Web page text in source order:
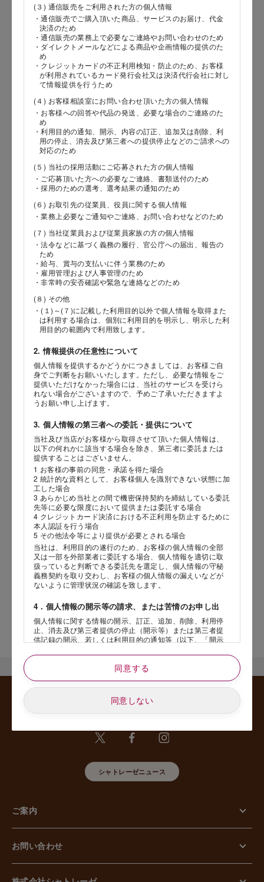
(３) 通信販売をご利用された方の個人情報
・通信販売でご購入頂いた商品、サービスのお届け、代金
決済のため
・通信販売の業務上で必要なご連絡やお問い合わせのため
・ダイレクトメールなどによる商品や企画情報の提供のた
め
・クレジットカードの不正利用検知・防止のため、お客様
が利用されているカード発行会社又は決済代行会社に対し
て情報提供を行うため
(４) お客様相談室にお問い合わせ頂いた方の個人情報
・お客様への回答や代品の発送、必要な場合のご連絡のた
め
・利用目的の通知、開示、内容の訂正、追加又は削除、利
用の停止、消去及び第三者への提供停止などのご請求への
対応のため
(５) 当社の採用活動にご応募された方の個人情報
・ご応募頂いた方への必要なご連絡、書類送付のため
・採用のための選考、選考結果の通知のため
(６) お取引先の従業員、役員に関する個人情報
・業務上必要なご通知やご連絡、お問い合わせなどのため
(７) 当社従業員および従業員家族の方の個人情報
・法令などに基づく義務の履行、官公庁への届出、報告の
ため
・給与、賞与の支払いに伴う業務のため
・雇用管理および人事管理のため
・非常時の安否確認や緊急な連絡などのため
(８) その他
・(１)～(７)に記載した利用目的以外で個人情報を取得また
は利用する場合は、個別に利用目的を明示し、明示した利
用目的の範囲内で利用致します。
2. 情報提供の任意性について
個人情報を提供するかどうかにつきましては、お客様ご自
身でご判断をお願いいたします。ただし、必要な情報をご
提供いただけなかった場合には、当社のサービスを受けら
れない場合がございますので、予めご了承いただきますよ
うお願い申し上げます。
3. 個人情報の第三者への委託・提供について
当社及び当店がお客様から取得させて頂いた個人情報は、
以下の何れかに該当する場合を除き、第三者に委託または
提供することはございません。
1 お客様の事前の同意・承諾を得た場合
2 統計的な資料として、お客様個人を識別できない状態に加
工した場合
3 あらかじめ当社との間で機密保持契約を締結している委託
先等に必要な限度において提供または委託する場合
4 クレジットカード決済における不正利用を防止するために
本人認証を行う場合
5 その他法令等により提供が必要とされる場合
当社は、利用目的の遂行のため、お客様の個人情報の全部
又は一部を外部業者に委託する場合、個人情報を適切に取
扱っていると判断できる委託先を選定し、個人情報の守秘
義務契約を取り交わし、お客様の個人情報の漏えいなどが
ないように管理状況の確認を致します。
4．個人情報の開示等の請求、または苦情のお申し出
個人情報に関する情報の開示、訂正、追加、削除、利用停
止、消去及び第三者提供の停止（開示等）または第三者提
供記録の開示、若しくは利用目的の通知等（以下、「開示
のお申し出があった場合には、請求者がご本人であること
あるいは正式な代理人として認められる方であることを確
な期間と範囲内で対応させていただきます。
5. 個人情報の安全管理のために講じた措置について
に以下の措置をしております。
【組織的安全管理措置】
用、個人情報の取扱い状況を確認する手段の整備、漏えい
等事案に対応する体制の整備、取扱い状況の把握及び安全
管理措置の見直し等に関して、必要な措置を講じていま
個人情報の取扱いに関する留意事項について、従業員に定
持に関する事項を含む誓約書を取得しております。
【物理的安全管理措置】
個人情報を取り扱う区域の管理、機器及び電子媒体等の盗
難等の防止、電子媒体等を持ち運ぶ場合の漏えい等の防
て、必要な措置を講じています。
同意する
同意しない
電話番号
メールアドレス
郵便番号
都道府県
市区郡
番地以降
生年月日
年
店舗サービスに関するお問い合わせにつきましては、内容欄に『店
舗名』を記載いただけますと幸いです。
シャトレーゼニュース
ご案内
お問い合わせ
岳や末広がりを意味す
やつ時」という意味を込
。雄大な八ヶ岳山麓の自
れる、こだわりのスイー
海外 Overseas shops
Indonesia
Malaysia
Hong Kong
UAE
Thailand
Vietnam